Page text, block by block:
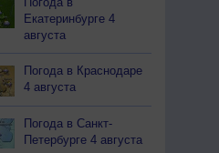
Екатеринбурге 4
августа
Погода в Краснодаре
4 августа
Погода в Санкт-
Петербурге 4 августа